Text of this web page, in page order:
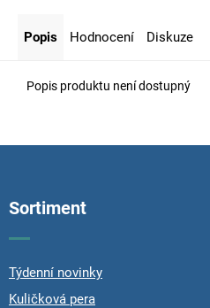
Popis Hodnocení Diskuze
Popis produktu není dostupný
Sortiment
Týdenní novinky
Kuličková pera